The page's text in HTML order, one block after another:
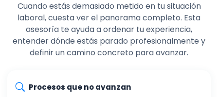
Cuando estás demasiado metido en tu situación
laboral, cuesta ver el panorama completo. Esta
asesoría te ayuda a ordenar tu experiencia,
entender dónde estás parado profesionalmente y
definir un camino concreto para avanzar.
Procesos que no avanzan